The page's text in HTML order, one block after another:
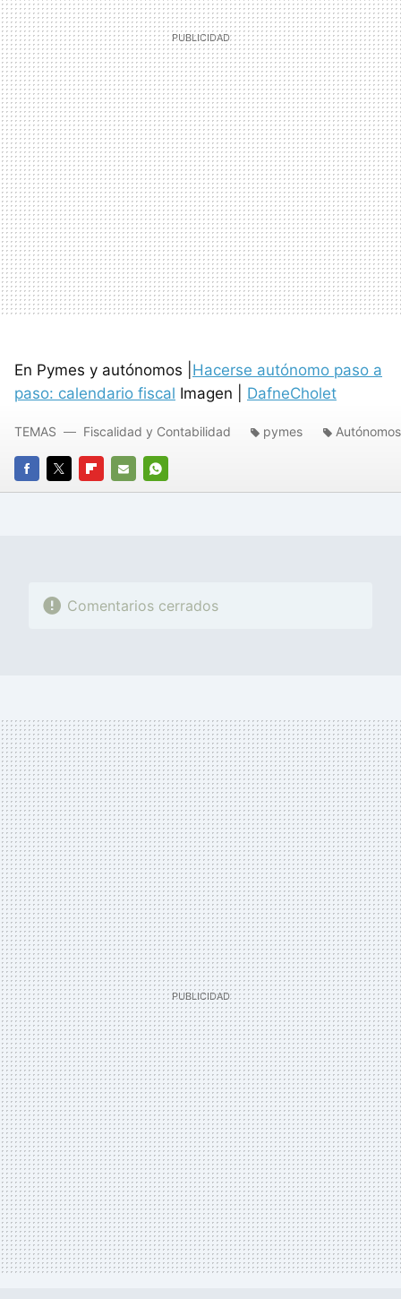
En Pymes y autónomos | Hacerse autónomo paso a
paso: calendario fiscal Imagen | DafneCholet
FACEBOOK
TWITTERFLIPBOARD
E-
WHATSAPP
TEMAS Fiscalidad y Contabilidad pymes Autónomos
Comentarios cerrados